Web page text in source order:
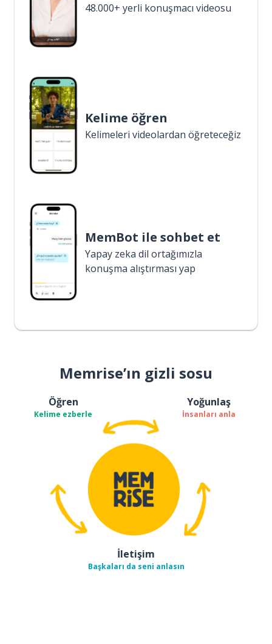
48.000+ yerli konuşmacı videosu
Kelime öğren
Kelimeleri videolardan öğreteceğiz
MemBot ile sohbet et
Yapay zeka dil ortağımızla
konuşma alıştırması yap
Memrise’ın gizli sosu
Öğren
Kelime ezberle
Yoğunlaş
İnsanları anla
İletişim
Başkaları da seni anlasın